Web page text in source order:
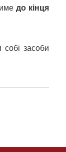
до кінця
собі засоби